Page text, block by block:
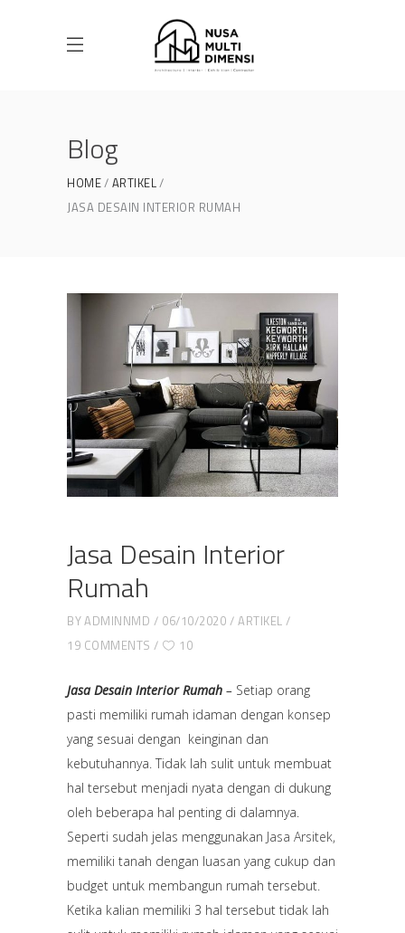
Blog
HOME ARTIKEL
JASA DESAIN INTERIOR RUMAH
Jasa Desain Interior
Rumah
BYADMINNMD 06/10/2020
ARTIKEL
19 COMMENTS
10
Jasa Desain Interior Rumah – Setiap orang
pasti memiliki rumah idaman dengan konsep
yang sesuai dengan keinginan dan
kebutuhannya. Tidak lah sulit untuk membuat
hal tersebut menjadi nyata dengan di dukung
oleh beberapa hal penting di dalamnya.
Seperti sudah jelas menggunakan Jasa Arsitek,
memiliki tanah dengan luasan yang cukup dan
budget untuk membangun rumah tersebut.
Ketika kalian memiliki 3 hal tersebut tidak lah